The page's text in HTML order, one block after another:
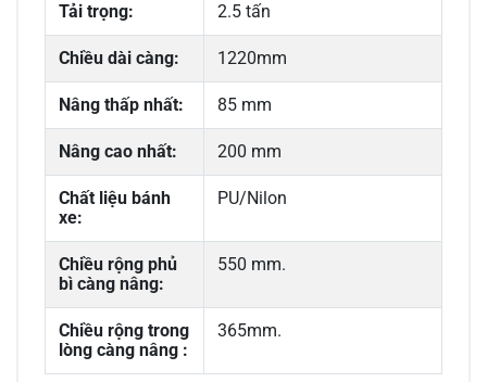
Tải trọng: 2.5 tấn
Chiều dài càng: 1220mm
Nâng thấp nhất: 85 mm
Nâng cao nhất: 200 mm
Chất liệu bánh
xe:
PU/Nilon
Chiều rộng phủ
bì càng nâng:
550 mm.
Chiều rộng trong
lòng càng nâng :
365mm.